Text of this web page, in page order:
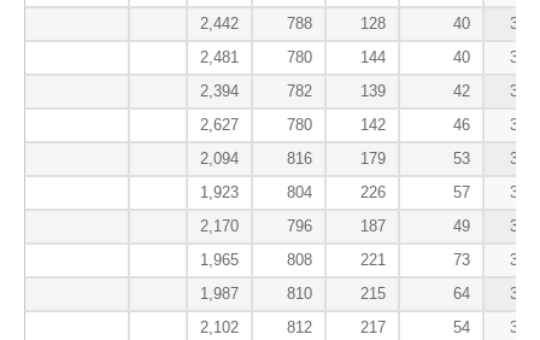
2,442
788 128 40
390
2,481
780 144 40
390
2,394
782 139 42
390
2,627
780 142 46
390
2,094
816 179 53
390
1,923
804 226 57
390
2,170
796 187 49
390
1,965
808 221 73
390
1,987
810 215 64
390
2,102
812 217 54
390